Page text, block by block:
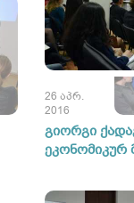
26 აპრ.
2016
გიორგი
ეკონომიკურ